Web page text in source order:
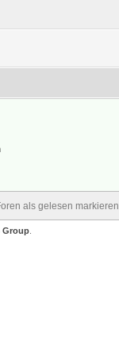
als gelesen markieren
Group.